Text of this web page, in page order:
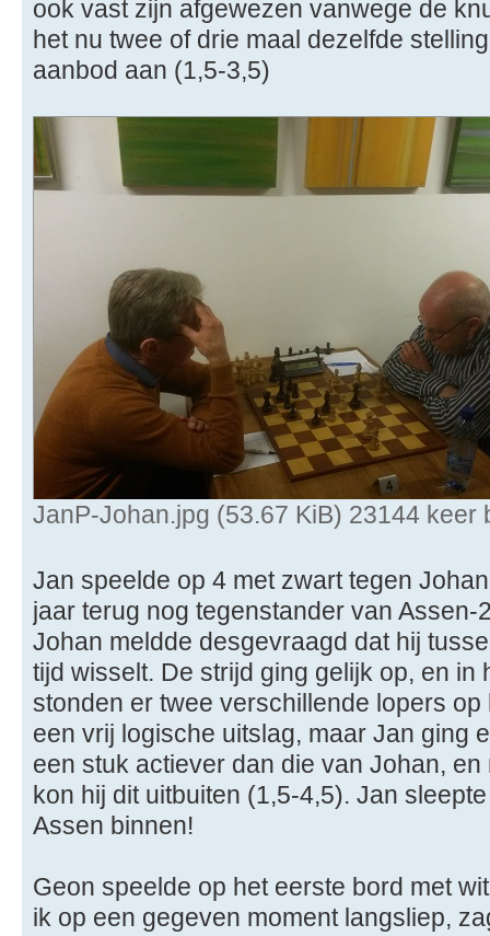
ook vast zijn afgewezen vanwege de
het nu twee of drie maal dezelfde
aanbod aan (1,5-3,5)
JanP-Johan.jpg (53.67 KiB) 23144 keer
Jan speelde op 4 met zwart tegen
jaar terug nog tegenstander van Assen-
Johan meldde desgevraagd dat hij
tijd wisselt. De strijd ging gelijk op, en in
stonden er twee verschillende lopers
een vrij logische uitslag, maar Jan ging
een stuk actiever dan die van Johan,
kon hij dit uitbuiten (1,5-4,5). Jan
Assen binnen!
Geon speelde op het eerste bord met
ik op een gegeven moment langsliep,